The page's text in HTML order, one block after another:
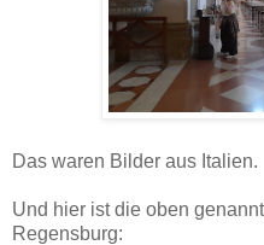
Das waren Bilder aus Italien.
Und hier ist die oben
Regensburg: